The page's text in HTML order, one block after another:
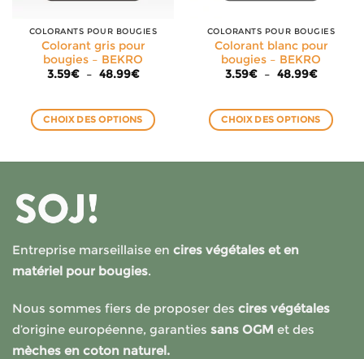
COLORANTS POUR BOUGIES
Colorant gris pour
bougies – BEKRO
3.59€ – 48.99€Plage
à
48.99€
CHOIX DES OPTIONS
variations.
Les
peuvent
être
sur
la
COLORANTS POUR BOUGIES
Colorant blanc pour
bougies – BEKRO
3.59€ – 48.99€Plage
à
48.99€
CHOIX DES OPTIONS
peuvent
sur
la
Entreprise marseillaise en cires végétales et en
matériel pour bougies.
Nous sommes fiers de proposer des cires végétales
d’origine européenne, garanties sans OGM et des
mèches en coton naturel.